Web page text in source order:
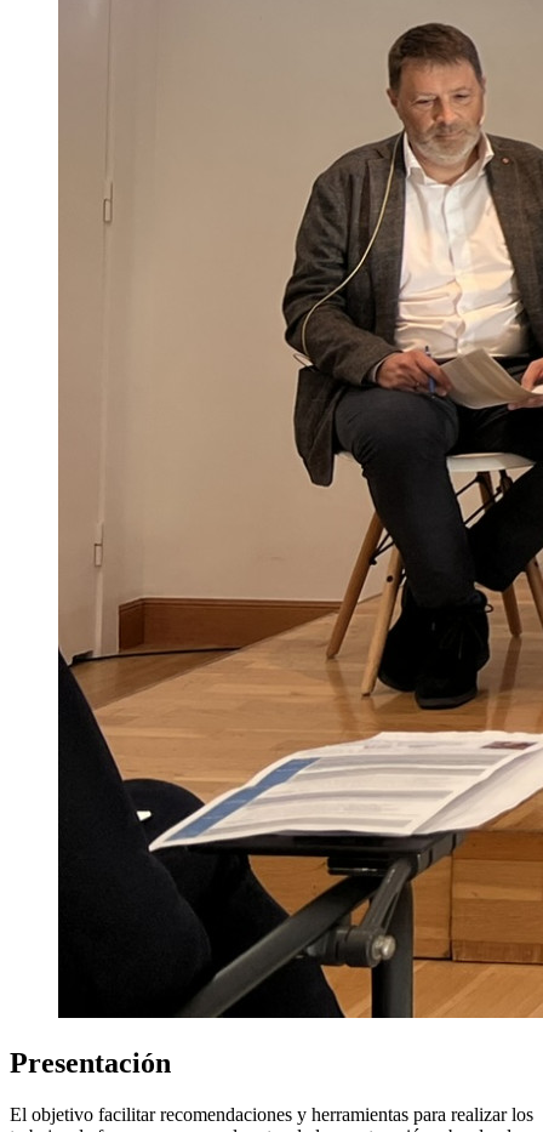
Presentación
El objetivo facilitar recomendaciones y herramientas para realizar los